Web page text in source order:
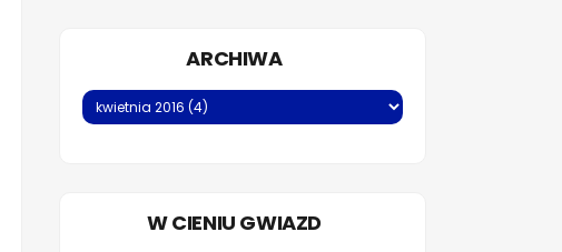
ARCHIWA
W CIENIU GWIAZD